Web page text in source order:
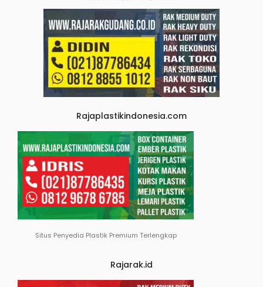
Rajaplastikindonesia.com
Situs Penyedia Plastik Premium Terlengkap
Rajarak.id